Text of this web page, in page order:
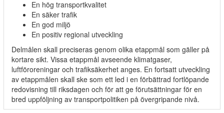
En hög transportkvalitet
En säker trafik
En god miljö
En positiv regional utveckling
Delmålen skall preciseras genom olika etappmål som gäller på
kortare sikt. Vissa etappmål avseende klimatgaser,
luftföroreningar och trafiksäkerhet anges. En fortsatt utveckling
av etappmålen skall ske som ett led i en förbättrad fortlöpande
redovisning till riksdagen och för att ge förutsättningar för en
bred uppföljning av transportpolitiken på övergripande nivå.